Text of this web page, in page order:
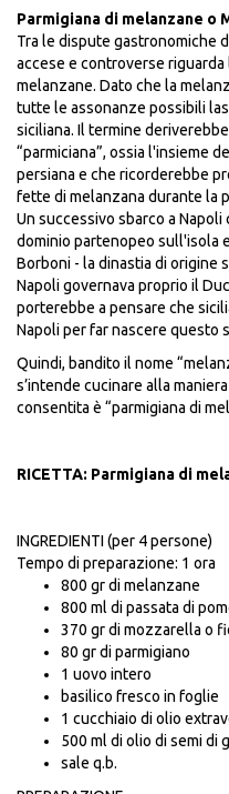
Parmigiana di melanzane o
Tra le dispute gastronomiche
accese e controverse
melanzane. Dato che la
tutte le assonanze possibili
siciliana. Il termine
“parmiciana”, ossia l'insieme
persiana e che ricorderebbe
fette di melanzana durante la
Un successivo sbarco a
dominio partenopeo sull'isola
Borboni - la dinastia di origine
Napoli governava proprio il
porterebbe a pensare che
Napoli per far nascere questo
Quindi, bandito il nome
s’intende cucinare alla
consentita è “parmigiana di
RICETTA: Parmigiana di
INGREDIENTI (per 4 persone)
Tempo di preparazione: 1 ora
800 gr di melanzane
800 ml di passata di
370 gr di mozzarella o
80 gr di parmigiano
1 uovo intero
basilico fresco in foglie
1 cucchiaio di olio
500 ml di olio di semi di
sale q.b.